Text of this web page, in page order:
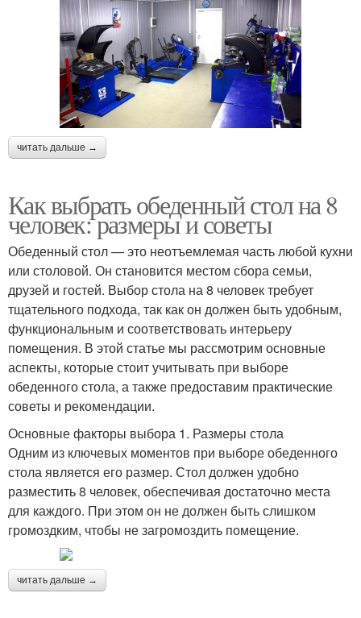
читать дальше →
Как выбрать обеденный стол на 8
человек: размеры и советы
Обеденный стол — это неотъемлемая часть любой кухни
или столовой. Он становится местом сбора семьи,
друзей и гостей. Выбор стола на 8 человек требует
тщательного подхода, так как он должен быть удобным,
функциональным и соответствовать интерьеру
помещения. В этой статье мы рассмотрим основные
аспекты, которые стоит учитывать при выборе
обеденного стола, а также предоставим практические
советы и рекомендации.
Основные факторы выбора 1. Размеры стола
Одним из ключевых моментов при выборе обеденного
стола является его размер. Стол должен удобно
разместить 8 человек, обеспечивая достаточно места
для каждого. При этом он не должен быть слишком
громоздким, чтобы не загромоздить помещение.
читать дальше →